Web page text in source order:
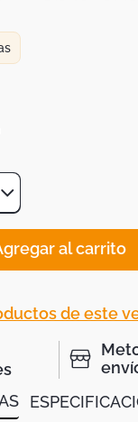
al carrito
de este